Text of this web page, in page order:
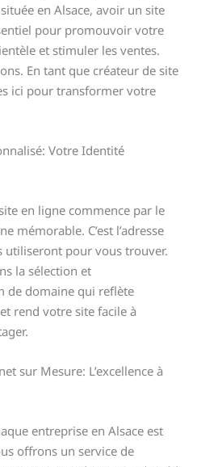
en Alsace, avoir un site
pour promouvoir votre
et stimuler les ventes.
En tant que créateur de site
ici pour transformer votre
Votre Identité
en ligne commence par le
mémorable. C’est l’adresse
utiliseront pour vous trouver.
la sélection et
de domaine qui reflète
rend votre site facile à
sur Mesure: L’excellence à
entreprise en Alsace est
offrons un service de